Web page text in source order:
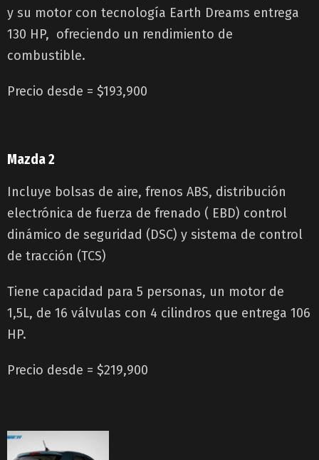
y su motor con tecnología Earth Dreams entrega
130 HP, ofreciendo un rendimiento de
combustible.
Precio desde = $193,900
Mazda 2
Incluye bolsas de aire, frenos ABS, distribución
electrónica de fuerza de frenado ( EBD) control
dinámico de seguridad (DSC) y sistema de control
de tracción (TCS)
Tiene capacidad para 5 personas, un motor de
1,5L, de 16 válvulas con 4 cilindros que entrega 106
HP.
Precio desde = $219,900